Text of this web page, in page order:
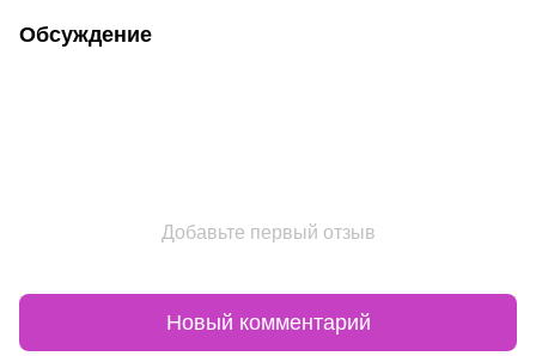
Обсуждение
Добавьте первый отзыв
Новый комментарий